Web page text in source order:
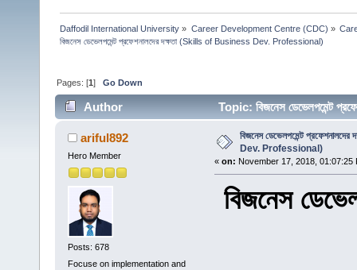
Daffodil International University » Career Development Centre (CDC) »
বিজনেস ডেভেলপমেন্ট প্রফেশনালদের দক্ষতা (Skills of Business Dev. Professional)
Pages: [1]Go Down
Author
Topic: বিজনেস ডেভেলপমেন্ট
times)ariful892
Hero Member
Posts: 678
Focuse on implementation and
বিজনেস ডেভেলপমেন্ট
Dev. Professional)
« on: November 17, 2018, 01:07:25
বিজনেস